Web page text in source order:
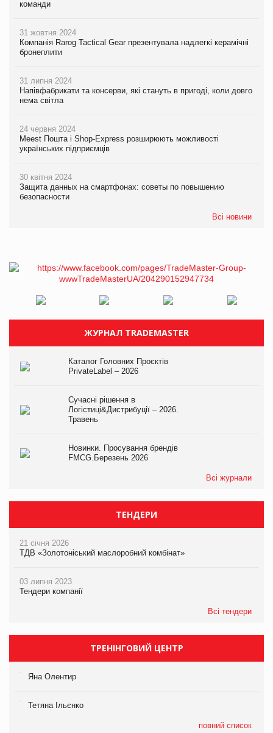
команди
31 жовтня 2024
Компанія Rarog Tactical Gear презентувала надлегкі керамічні
бронеплити
31 липня 2024
Напівфабрикати та консерви, які стануть в пригоді, коли довго
нема світла
24 червня 2024
Meest Пошта і Shop-Express розширюють можливості
українських підприємців
30 квітня 2024
Защита данных на смартфонах: советы по повышению
безопасности
Всі новини
ЖУРНАЛ TRADEMASTER
Каталог Головних Проєктів
PrivateLabel – 2026
Сучасні рішення в
Логістиці&Дистрибуції – 2026.
Травень
Новинки. Просування брендів
FMCG.Березень 2026
Всі журнали
ТЕНДЕРИ
21 січня 2026
ТДВ «Золотоніський маслоробний комбінат»
03 липня 2023
Тендери компанії
Всі тендери
ТРЕНІНГОВИЙ ЦЕНТР
Яна Олентир
Тетяна Ільєнко
повний список